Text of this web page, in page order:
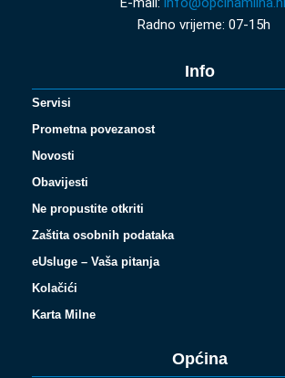
Radno vrijeme: 07-15h
Info
Servisi
Prometna povezanost
Novosti
Obavijesti
Ne propustite otkriti
Zaštita osobnih podataka
eUsluge – Vaša pitanja
Kolačići
Karta Milne
Općina